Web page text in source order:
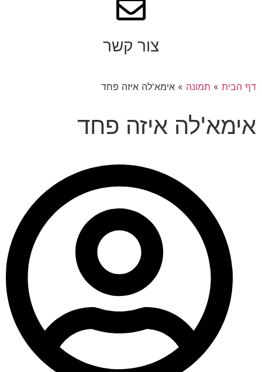
צור קשר
דף הבית » תמונה » אימא'לה איזה פחד
אימא'לה איזה פחד